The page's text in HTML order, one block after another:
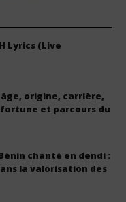
Lyrics (Live
origine, carrière,
et parcours du
chanté en dendi :
la valorisation des